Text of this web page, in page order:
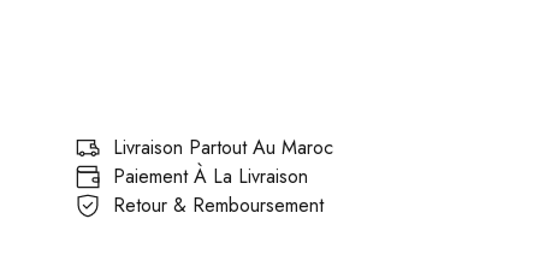
Livraison Partout Au Maroc
Paiement À La Livraison
Retour & Remboursement